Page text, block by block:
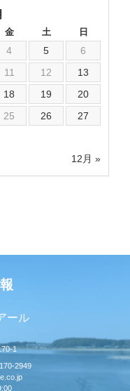
金 土 日
12月 »
4 5
6
11 12
13
18 19
20
25 26
27
ール
1
2949